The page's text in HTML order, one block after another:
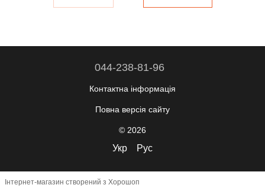
044-238-81-96
Контактна інформація
Повна версія сайту
© 2026
Укр Рус
Інтернет-магазин створений з Хорошоп